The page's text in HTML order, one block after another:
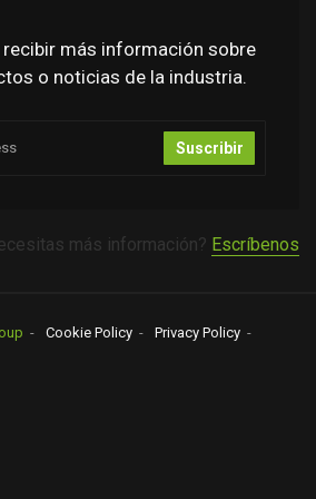
recibir más información sobre
o noticias de la industria.
Suscribir
más información? Escríbenos
Cookie Policy
Privacy Policy